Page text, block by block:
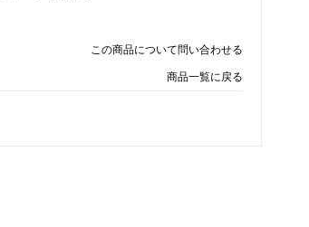
この商品について問い合わせる
商品一覧に戻る